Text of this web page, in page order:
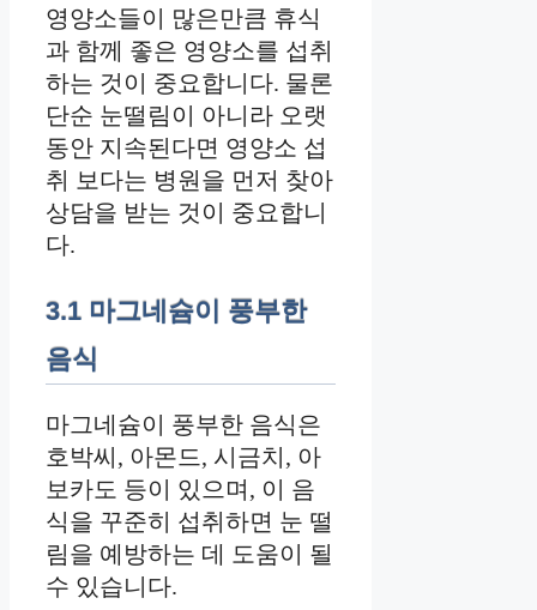
영양소들이 많은만큼 휴식
과 함께 좋은 영양소를 섭취
하는 것이 중요합니다. 물론
단순 눈떨림이 아니라 오랫
동안 지속된다면 영양소 섭
취 보다는 병원을 먼저 찾아
상담을 받는 것이 중요합니
다.
3.1 마그네슘이 풍부한
음식
마그네슘이 풍부한 음식은
호박씨, 아몬드, 시금치, 아
보카도 등이 있으며, 이 음
식을 꾸준히 섭취하면 눈 떨
림을 예방하는 데 도움이 될
수 있습니다.